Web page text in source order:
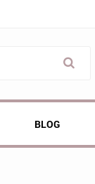
BLOG